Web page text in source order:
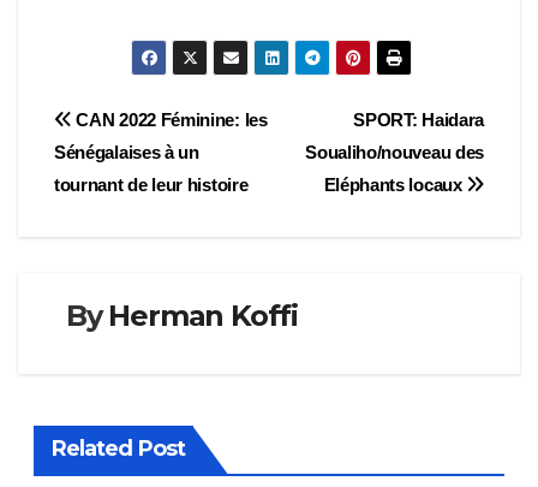
Navigation
de
SPORT: Haidara
Soualiho/nouveau des
Eléphants locaux
CAN 2022 Féminine: les
Sénégalaises à un
tournant de leur histoire
ByHerman Koffi
Related Post